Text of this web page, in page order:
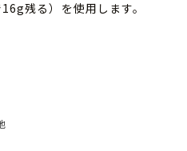
残る）を使用します。